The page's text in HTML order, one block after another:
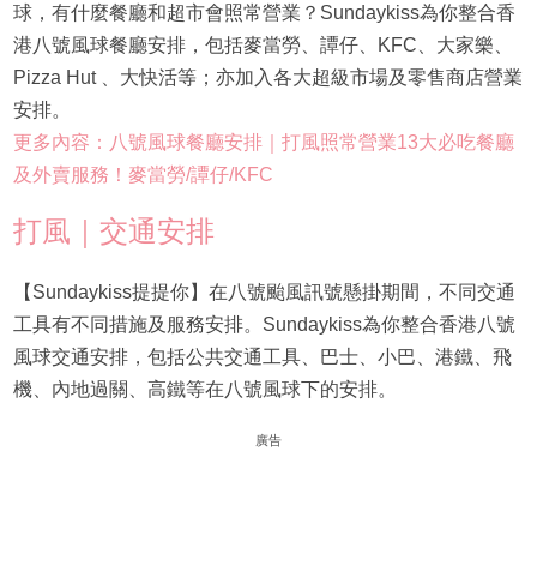
球，有什麼餐廳和超市會照常營業？Sundaykiss為你整合香
港八號風球餐廳安排，包括麥當勞、譚仔、KFC、大家樂、
Pizza Hut 、大快活等；亦加入各大超級市場及零售商店營業
安排。
更多內容：八號風球餐廳安排｜打風照常營業13大必吃餐廳
及外賣服務！麥當勞/譚仔/KFC
打風｜交通安排
【Sundaykiss提提你】在八號颱風訊號懸掛期間，不同交通
工具有不同措施及服務安排。Sundaykiss為你整合香港八號
風球交通安排，包括公共交通工具、巴士、小巴、港鐵、飛
機、內地過關、高鐵等在八號風球下的安排。
廣告